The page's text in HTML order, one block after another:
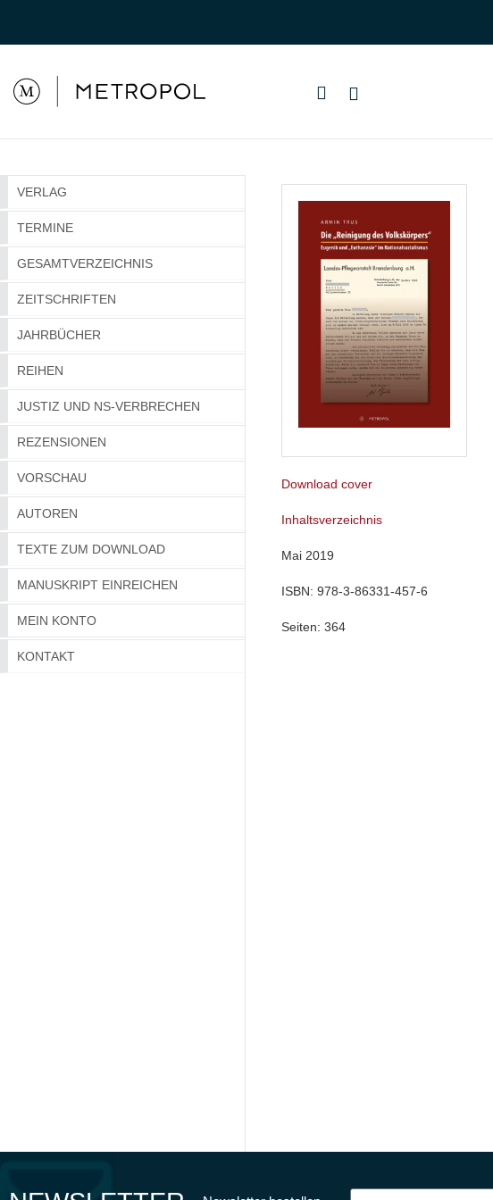
VERLAG
TERMINE
GESAMTVERZEICHNIS
ZEITSCHRIFTEN
JAHRBÜCHER
REIHEN
JUSTIZ UND NS-VERBRECHEN
REZENSIONEN
VORSCHAU
AUTOREN
TEXTE ZUM DOWNLOAD
MANUSKRIPT EINREICHEN
MEIN KONTO
KONTAKT
Download cover
Inhaltsverzeichnis
Mai 2019
ISBN: 978-3-86331-457-6
Seiten: 364